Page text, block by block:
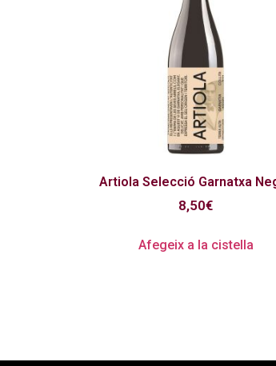
Artiola Selecció Garnatxa
8,50€
Afegeix a la cistella